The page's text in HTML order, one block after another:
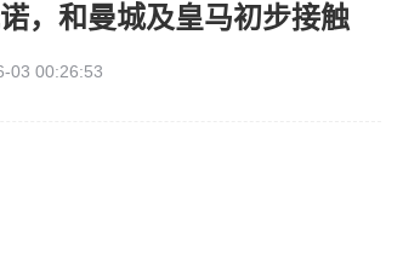
，和曼城及皇马初步接触
03 00:26:53